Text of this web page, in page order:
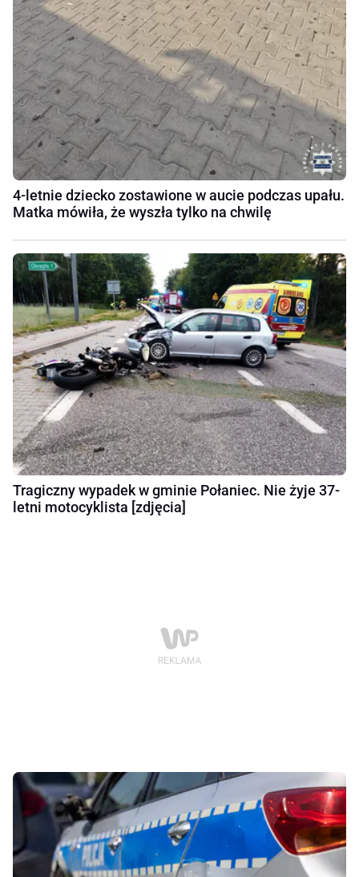
4-letnie dziecko zostawione w aucie podczas upału.
Matka mówiła, że wyszła tylko na chwilę
Tragiczny wypadek w gminie Połaniec. Nie żyje 37-
letni motocyklista [zdjęcia]